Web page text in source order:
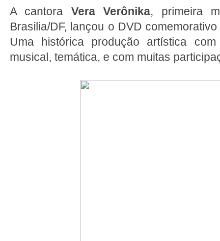
A cantora Vera Verônika, primeira
Brasilia/DF, lançou o DVD
Uma histórica produção artística
musical, temática, e com muitas